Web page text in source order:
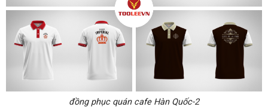
đồng phục quán cafe Hàn Quốc-2